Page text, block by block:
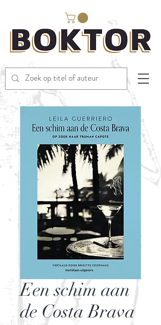
Een schim aan
de Costa Brava